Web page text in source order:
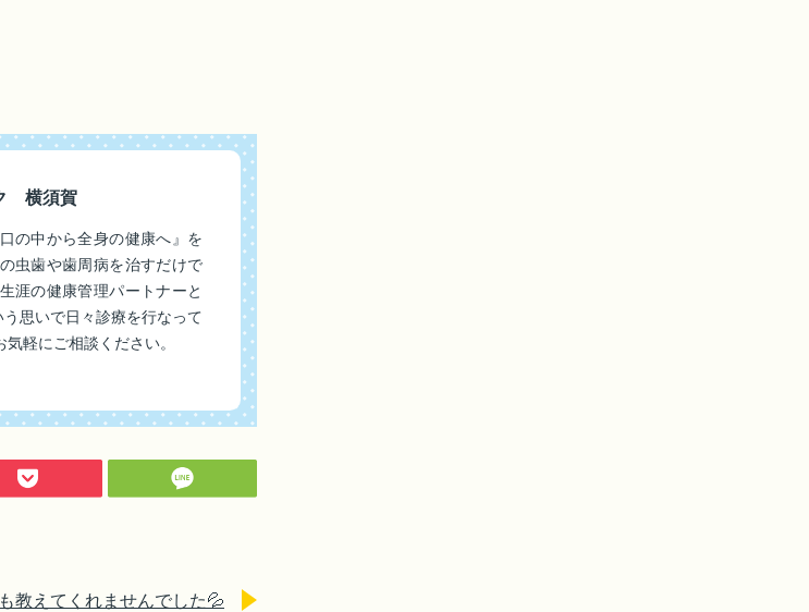
横須賀
の中から全身の健康へ』を
虫歯や歯周病を治すだけで
涯の健康管理パートナーと
思いで日々診療を行なって
軽にご相談ください。
教えてくれませんでした💦